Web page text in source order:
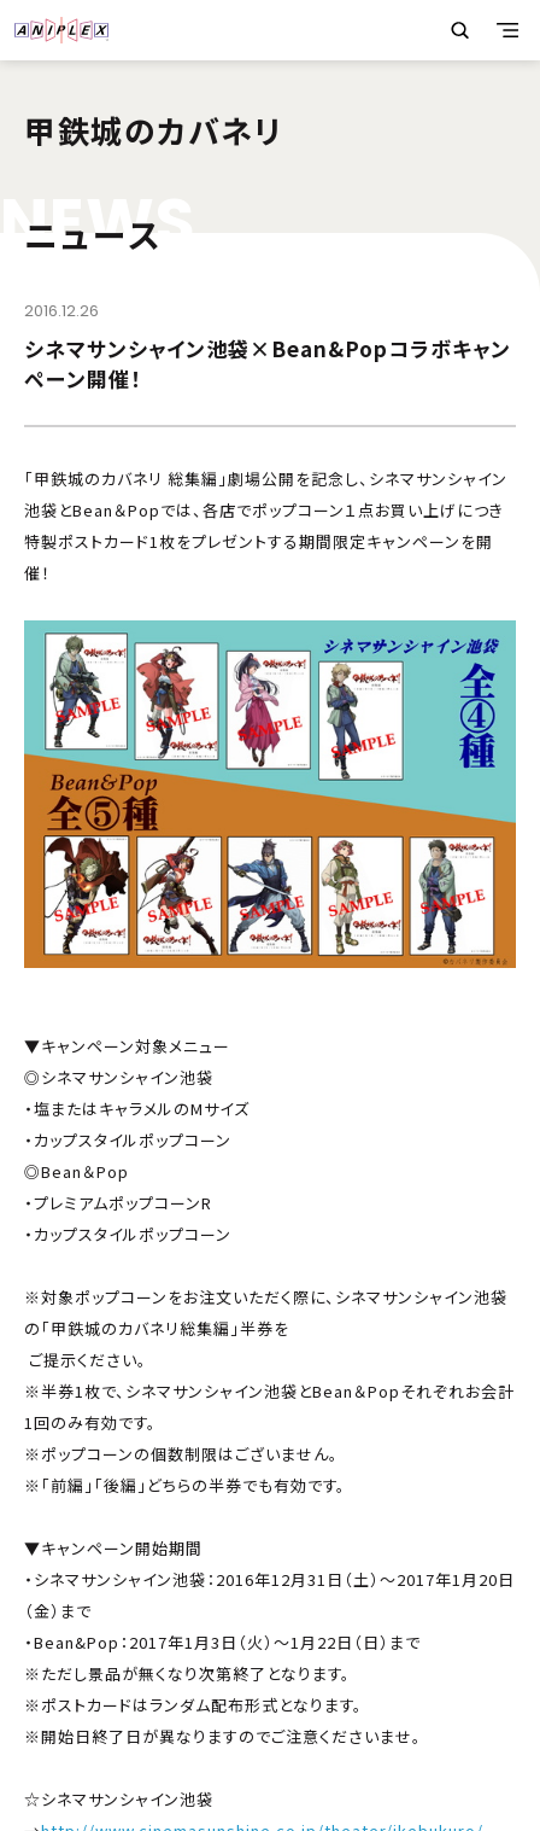
甲鉄城のカバネリ
NEWS
ニュース
2016.12.26
シネマサンシャイン池袋×Bean&Popコラボキャン
ペーン開催！
「甲鉄城のカバネリ 総集編」劇場公開を記念し、シネマサンシャイン
池袋とBean＆Popでは、各店でポップコーン１点お買い上げにつき
特製ポストカード1枚をプレゼントする期間限定キャンペーンを開
催！
▼キャンペーン対象メニュー
◎シネマサンシャイン池袋
・塩またはキャラメルのMサイズ
・カップスタイルポップコーン
◎Bean＆Pop
・プレミアムポップコーンR
・カップスタイルポップコーン
※対象ポップコーンをお注文いただく際に、シネマサンシャイン池袋
の「甲鉄城のカバネリ総集編」半券を
ご提示ください。
※半券1枚で、シネマサンシャイン池袋とBean＆Popそれぞれお会計
1回のみ有効です。
※ポップコーンの個数制限はございません。
※「前編」「後編」どちらの半券でも有効です。
▼キャンペーン開始期間
・シネマサンシャイン池袋：2016年12月31日（土）～2017年1月20日
（金）まで
・Bean&Pop：2017年1月3日（火）～1月22日（日）まで
※ただし景品が無くなり次第終了となります。
※ポストカードはランダム配布形式となります。
※開始日終了日が異なりますのでご注意くださいませ。
☆シネマサンシャイン池袋